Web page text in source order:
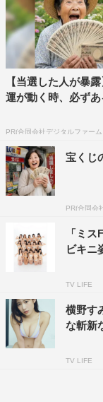
兵庫は都会すぎ
ろが魅力だなと
が多くて電車も
空気感が恋しく
特に阪急電車の
品な車内や街並
あと実家では、父
れていて、週に2
す！でも東京に来
◆最後に、いつも
ージをお願いいた
いつも本当にあり
雑誌に掲載してい
さんのおかげで
日たくさん力を
これからも活動
【当選した人が暴
運が動く時、必ず
PR(合同会社デジタルファー
宝くじ
PR(合同会
「ミ
ビキニ
TV LIFE
横野す
な斬新
TV LIFE